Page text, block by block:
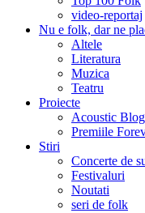
video-reportaj
Nu e folk, dar ne
Altele
Literatura
Muzica
Teatru
Proiecte
Acoustic
Premiile
Stiri
Concerte de
Festivaluri
Noutati
seri de folk